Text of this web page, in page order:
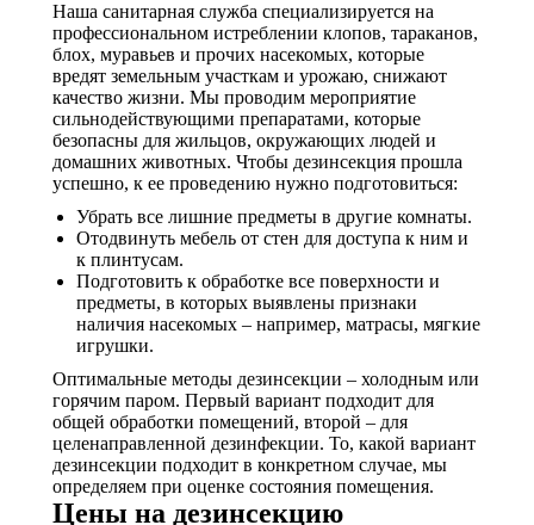
Наша санитарная служба специализируется на
профессиональном истреблении клопов, тараканов,
блох, муравьев и прочих насекомых, которые
вредят земельным участкам и урожаю, снижают
качество жизни. Мы проводим мероприятие
сильнодействующими препаратами, которые
безопасны для жильцов, окружающих людей и
домашних животных. Чтобы дезинсекция прошла
успешно, к ее проведению нужно подготовиться:
Убрать все лишние предметы в другие комнаты.
Отодвинуть мебель от стен для доступа к ним и
к плинтусам.
Подготовить к обработке все поверхности и
предметы, в которых выявлены признаки
наличия насекомых – например, матрасы, мягкие
игрушки.
Оптимальные методы дезинсекции – холодным или
горячим паром. Первый вариант подходит для
общей обработки помещений, второй – для
целенаправленной дезинфекции. То, какой вариант
дезинсекции подходит в конкретном случае, мы
определяем при оценке состояния помещения.
Цены на дезинсекцию